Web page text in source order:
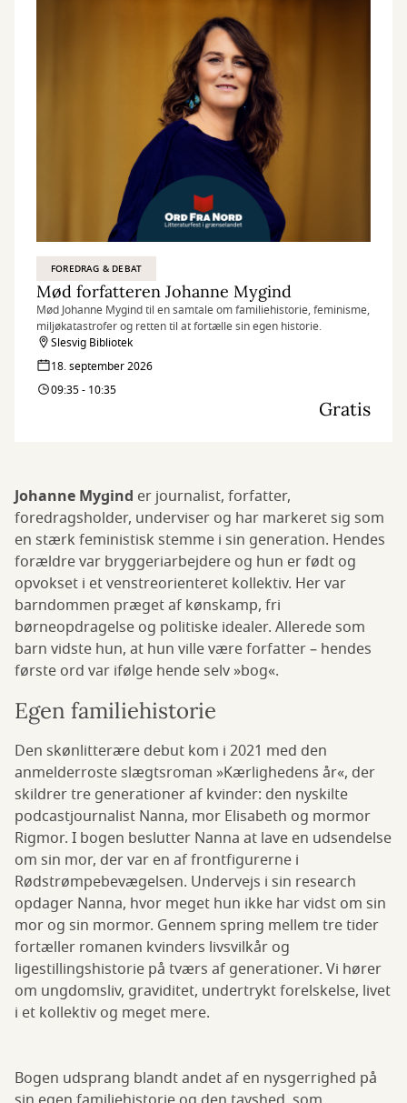
FOREDRAG & DEBAT
Mød forfatteren Johanne Mygind
Mød Johanne Mygind til en samtale om familiehistorie, feminisme,
miljøkatastrofer og retten til at fortælle sin egen historie.
Slesvig Bibliotek
18. september 2026
09:35 - 10:35
Gratis
Johanne Mygind er journalist, forfatter,
foredragsholder, underviser og har markeret sig som
en stærk feministisk stemme i sin generation. Hendes
forældre var bryggeriarbejdere og hun er født og
opvokset i et venstreorienteret kollektiv. Her var
barndommen præget af kønskamp, fri
børneopdragelse og politiske idealer. Allerede som
barn vidste hun, at hun ville være forfatter – hendes
første ord var ifølge hende selv »bog«.
Egen familiehistorie
Den skønlitterære debut kom i 2021 med den
anmelderroste slægtsroman »Kærlighedens år«, der
skildrer tre generationer af kvinder: den nyskilte
podcastjournalist Nanna, mor Elisabeth og mormor
Rigmor. I bogen beslutter Nanna at lave en udsendelse
om sin mor, der var en af frontfigurerne i
Rødstrømpebevægelsen. Undervejs i sin research
opdager Nanna, hvor meget hun ikke har vidst om sin
mor og sin mormor. Gennem spring mellem tre tider
fortæller romanen kvinders livsvilkår og
ligestillingshistorie på tværs af generationer. Vi hører
om ungdomsliv, graviditet, undertrykt forelskelse, livet
i et kollektiv og meget mere.
Bogen udsprang blandt andet af en nysgerrighed på